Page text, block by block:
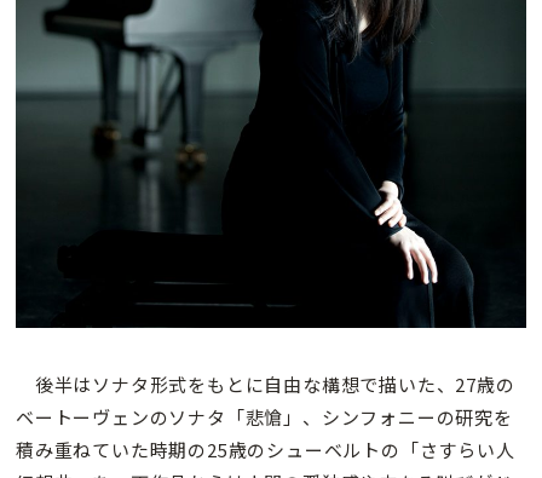
後半はソナタ形式をもとに自由な構想で描いた、27歳の
ベートーヴェンのソナタ「悲愴」、シンフォニーの研究を
積み重ねていた時期の25歳のシューベルトの「さすらい人